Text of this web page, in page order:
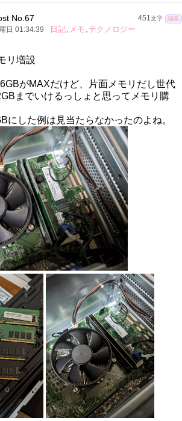
451 文字 編集
No.67
日 01:34:39 日記, メモ , テクノロジー
リ増設
がMAXだけど、片面メモリだし世代
までいけるっしょと思ってメモリ購
にした例は見当たらなかったのよね。